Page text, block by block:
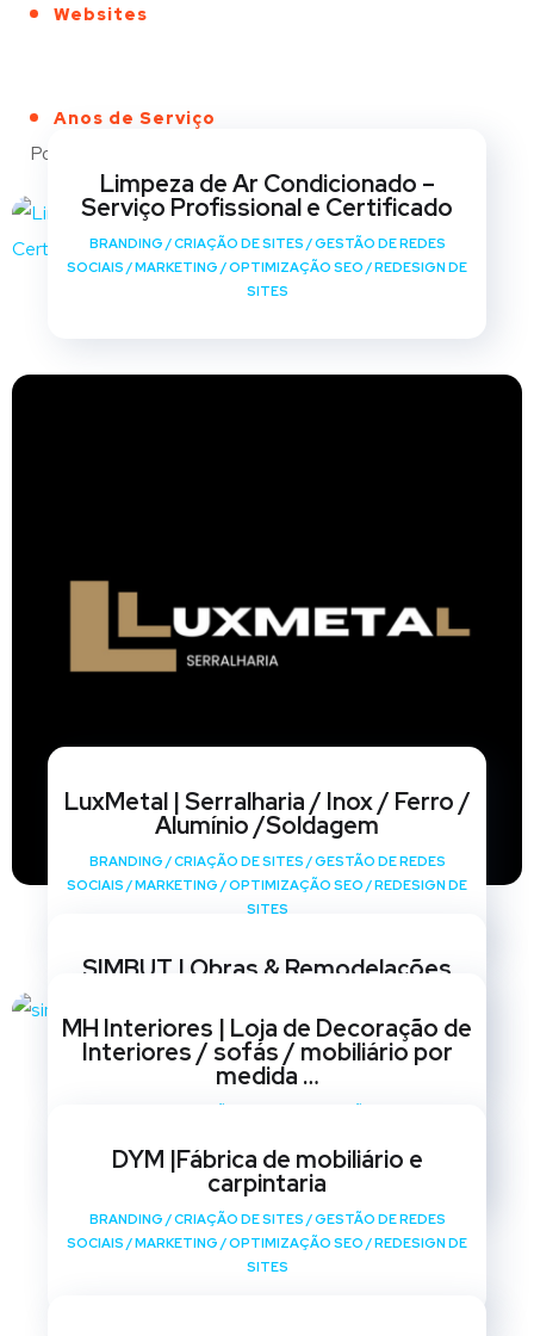
Websites
Anos de Serviço
Portfólio
Limpeza de Ar Condicionado –
Serviço Profissional e Certificado
BRANDING /CRIAÇÃO DE SITES /GESTÃO DE REDES
SOCIAIS /MARKETING /OPTIMIZAÇÃO SEO /REDESIGN DE
SITES
LuxMetal | Serralharia / Inox / Ferro /
Alumínio /Soldagem
BRANDING /CRIAÇÃO DE SITES /GESTÃO DE REDES
SOCIAIS /MARKETING /OPTIMIZAÇÃO SEO /REDESIGN DE
SITES
SIMBUT | Obras & Remodelações
SOCIAIS /MARKETING OPTIMIZAÇÃO SEO/ REDESIGN DE
SITES
MH Interiores | Loja de Decoração de
Interiores / sofás / mobiliário por
medida …
SITES
DYM |Fábrica de mobiliário e
carpintaria
BRANDING /CRIAÇÃO DE SITES /GESTÃO DE REDES
SOCIAIS /MARKETING /OPTIMIZAÇÃO SEO /REDESIGN DE
SITES